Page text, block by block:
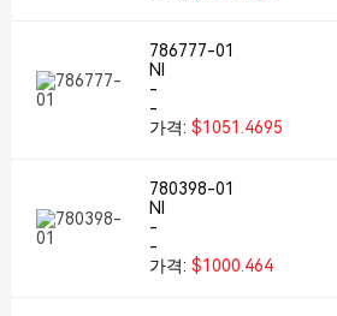
786777-01
NI
-
-
가격: $1051.4695
780398-01
NI
-
-
가격: $1000.464